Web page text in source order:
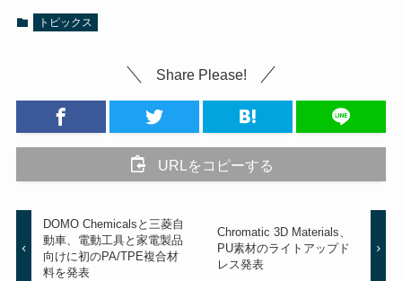
トピックス
Share Please!
URLをコピーする
DOMO Chemicalsと三菱自
動車、電動工具と家電製品
向けに初のPA/TPE複合材
料を発表
Chromatic 3D Materials、
PU素材のライトアップド
レス発表